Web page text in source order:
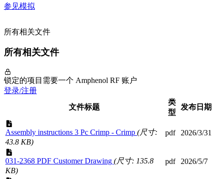
参见模拟
所有相关文件
所有相关文件
锁定的项目需要一个 Amphenol RF 账户
登录/注册
文件标题
类
型
发布日期
Assembly instructions 3 Pc Crimp - Crimp (尺寸:
43.8 KB)
pdf 2026/3/31
031-2368 PDF Customer Drawing (尺寸: 135.8
KB)
pdf 2026/5/7